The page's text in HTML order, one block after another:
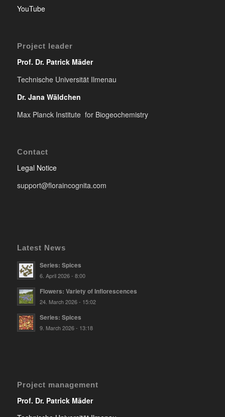
YouTube
Project leader
Prof. Dr. Patrick Mäder
Technische Universität Ilmenau
Dr. Jana Wäldchen
Max Planck Institute for Biogeochemistry
Contact
Legal Notice
support@floraincognita.com
Latest News
Series: Spices
6. April 2026 - 8:00
Flowers: Variety of Inflorescences
24. March 2026 - 15:02
Series: Spices
9. March 2026 - 13:18
Project management
Prof. Dr. Patrick Mäder